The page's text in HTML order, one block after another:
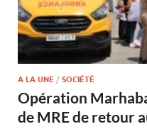
A LA UNE / SOCIÉTÉ
Opération
de MRE de retour